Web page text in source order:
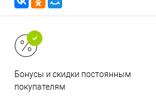
Бонусы и скидки постоянным
покупателям